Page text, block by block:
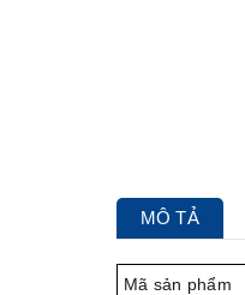
MÔ TẢ
Mã sản phẩm